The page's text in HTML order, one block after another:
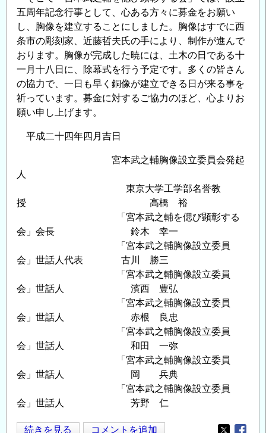
五周年記念行事として、心ある方々に募金をお願い
し、胸像を建立することにしました。胸像はすでに西
条市の彫刻家、近藤哲夫氏の手により、制作が進んで
おります。胸像が完成した暁には、土木の日である十
一月十八日に、除幕式を行う予定です。多くの皆さん
の協力で、一日も早く銅像が建立できる日が来る事を
祈っています。募金に対するご協力のほど、心よりお
願い申し上げます。
平成二十四年四月吉日
宮本武之輔胸像設立委員会発起
人
東京大学工学部名誉教
授 高橋 裕
「宮本武之輔を偲び顕彰する
会」会長 鈴木 幸一
「宮本武之輔胸像設立委員
会」世話人代表 古川 勝三
「宮本武之輔胸像設立委員
会」世話人 濱西 豊弘
「宮本武之輔胸像設立委員
会」世話人 赤根 良忠
「宮本武之輔胸像設立委員
会」世話人 和田 一弥
「宮本武之輔胸像設立委員
会」世話人 岡 兵典
「宮本武之輔胸像設立委員
会」世話人 芳野 仁
民
続きを見る コメントを追加